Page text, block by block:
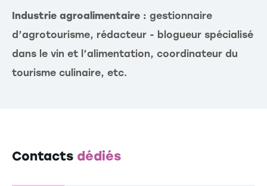
Industrie agroalimentaire : gestionnaire
d’agrotourisme, rédacteur - blogueur spécialisé
dans le vin et l’alimentation, coordinateur du
tourisme culinaire, etc.
Contacts dédiés